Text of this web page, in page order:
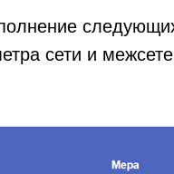
сети и